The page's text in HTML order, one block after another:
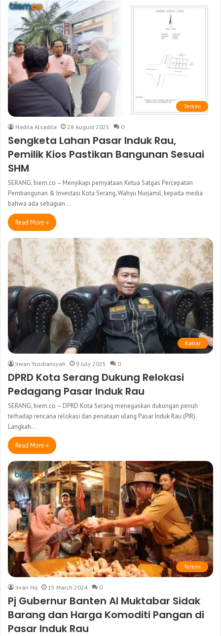
Terkini
Nadila Alsadila 28 August 2025 0
Sengketa Lahan Pasar Induk Rau,
Pemilik Kios Pastikan Bangunan Sesuai
SHM
SERANG, biem.co – Menyikapi pernyataan Ketua Satgas Percepatan
Pembangunan & Investasi Kota Serang, Wahyu Nurjamil, kepada media
bahwa ada sebagian…
Read More »
Kabar
Irwan Yusdiansyah 9 July 2025 0
DPRD Kota Serang Dukung Relokasi
Pedagang Pasar Induk Rau
SERANG, biem.co – DPRD Kota Serang menegaskan dukungan penuh
terhadap rencana relokasi dan penataan ulang Pasar Induk Rau (PIR).
Langkah…
Read More »
Terkini
Irvan Hq 15 March 2024 0
Pj Gubernur Banten Al Muktabar Sidak
Barang dan Harga Komoditi Pangan di
Pasar Induk Rau